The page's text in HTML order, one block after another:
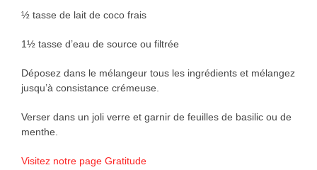
½ tasse de lait de coco frais
1½ tasse d’eau de source ou filtrée
Déposez dans le mélangeur tous les ingrédients et mélangez
jusqu’à consistance crémeuse.
Verser dans un joli verre et garnir de feuilles de basilic ou de
menthe.
Visitez notre page Gratitude